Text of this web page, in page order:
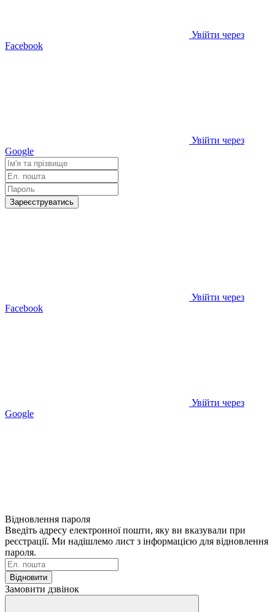
Увійти через
Facebook
Увійти через
Google
Зареєструватись
Увійти через
Facebook
Увійти через
Google
Відновлення пароля
Введіть адресу електронної пошти, яку ви вказували при
реєстрації. Ми надішлемо лист з інформацією для відновлення
пароля.
Відновити
Замовити дзвінок